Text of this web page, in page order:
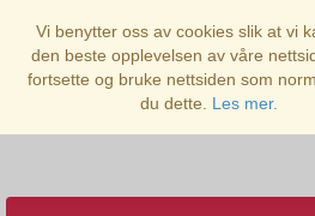
Vi benytter oss av cookies slik at vi
den beste opplevelsen av våre
fortsette og bruke nettsiden som
du dette. Les mer.